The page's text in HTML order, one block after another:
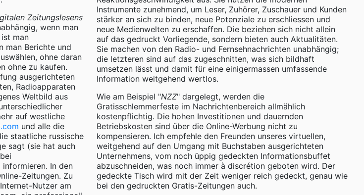
Zeitungslesens
wenn man
man
man Berichte und
ohne daran
ohne zu kaufen.
ausgerichteten
Radioapparaten
Weltbild aus
auf westliche
und alle die
staatliche russische
sagt (sie hat auch
informieren. In den
Zeitungen. Zu
Nutzer am
Instrumente zunehmend, um Leser, Zuhörer, Zuschauer und Kunden
stärker an sich zu binden, neue Potenziale zu erschliessen und
neue Medienwelten zu erschaffen. Die beziehen sich nicht allein
auf das gedruckt Vorliegende, sondern bieten auch Aktualitäten.
Sie machen von den Radio- und Fernsehnachrichten unabhängig;
die letzteren sind auf das zugeschnitten, was sich bildhaft
umsetzen lässt und damit für eine einigermassen umfassende
Information weitgehend wertlos.
Wie am Beispiel "NZZ" dargelegt, werden die
Gratisschlemmerfeste im Nachrichtenbereich allmählich
kostenpflichtig. Die hohen Investitionen und dauernden
Betriebskosten sind über die Online-Werbung nicht zu
kompensieren. Ich empfehle den Freunden unseres virtuellen,
weitgehend auf den Umgang mit Buchstaben ausgerichteten
Unternehmens, vom noch üppig gedeckten Informationsbuffet
abzuschneiden, was noch immer à discrétion geboten wird. Der
gedeckte Tisch wird mit der Zeit weniger reich gedeckt, genau wie
bei den gedruckten Gratis-Zeitungen auch.